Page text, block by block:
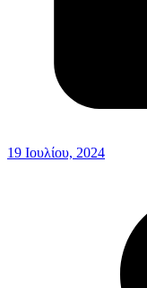
19 Ιουλίου, 2024